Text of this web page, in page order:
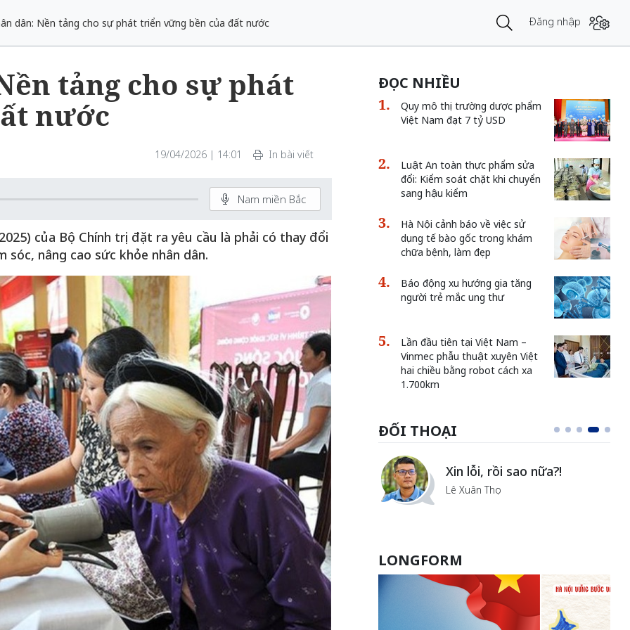
dân: Nền tảng cho sự phát triển vững bền của đất nước Đăng nhập
tảng cho sự phát
nước
19/04/2026 | 14:01 In bài viết
Nam miền Bắc
của Bộ Chính trị đặt ra yêu cầu là phải có thay đổi
sóc, nâng cao sức khỏe nhân dân.
ĐỌC NHIỀU
Quy mô thị trường dược phẩm
Việt Nam đạt 7 tỷ USD
Luật An toàn thực phẩm sửa
đổi: Kiểm soát chặt khi chuyển
sang hậu kiểm
Hà Nội cảnh báo về việc sử
dụng tế bào gốc trong khám
chữa bệnh, làm đẹp
Báo động xu hướng gia tăng
người trẻ mắc ung thư
Lần đầu tiên tại Việt Nam –
Vinmec phẫu thuật xuyên Việt
hai chiều bằng robot cách xa
1.700km
ĐỐI THOẠI
ngôi
của Hà
Xin lỗi, rồi sao nữa?!
Lê Xuân Thọ
Vẻ đẹp của khoa học nhân
văn
Lưu Nguyệt Linh
LONGFORM